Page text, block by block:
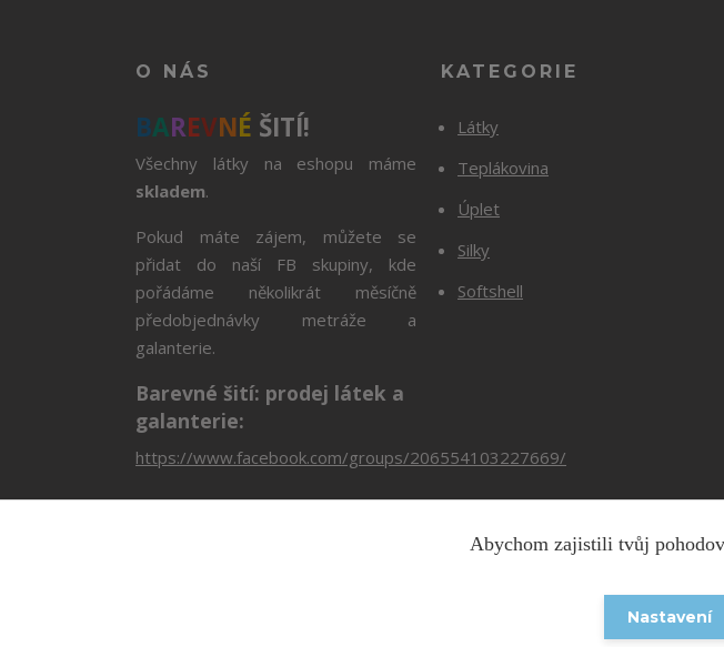
O NÁS
BAREVNÉ ŠITÍ!
Všechny látky na eshopu máme
skladem.
Pokud máte zájem, můžete se
přidat do naší FB skupiny, kde
pořádáme několikrát měsíčně
předobjednávky metráže a
galanterie.
Barevné šití: prodej látek a
galanterie:
https://www.facebook.com/groups/206554103227669/
KATEGORIE
Látky
Teplákovina
Úplet
Silky
Softshell
Copyright ©
Abychom zajistili tvůj
Nastavení